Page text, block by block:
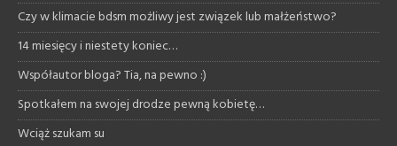
Czy w klimacie bdsm możliwy jest związek lub małżeństwo?
14 miesięcy i niestety koniec…
Współautor bloga? Tia, na pewno :)
Spotkałem na swojej drodze pewną kobietę…
Wciąż szukam su